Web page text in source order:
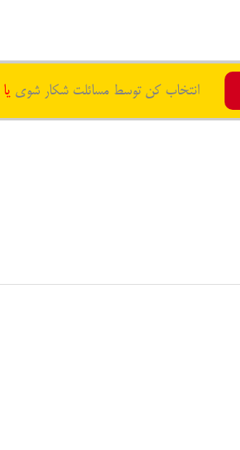
انتخاب کن توسط مسائلت شکار شوی یا